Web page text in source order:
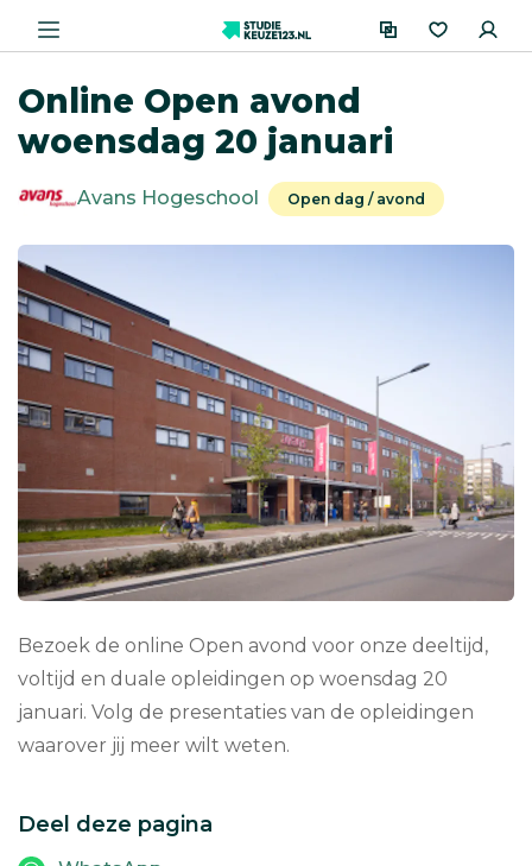
Online Open avond
woensdag 20 januari
Avans Hogeschool Open dag / avond
Bezoek de online Open avond voor onze deeltijd,
voltijd en duale opleidingen op woensdag 20
januari. Volg de presentaties van de opleidingen
waarover jij meer wilt weten.
Deel deze pagina